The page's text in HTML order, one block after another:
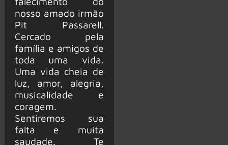
nosso amado irmão
Pit Passarell.
Cercado pela
família e amigos de
toda uma vida.
Uma vida cheia de
luz, amor, alegria,
musicalidade e
coragem.
Sentiremos sua
falta e muita
saudade. Te